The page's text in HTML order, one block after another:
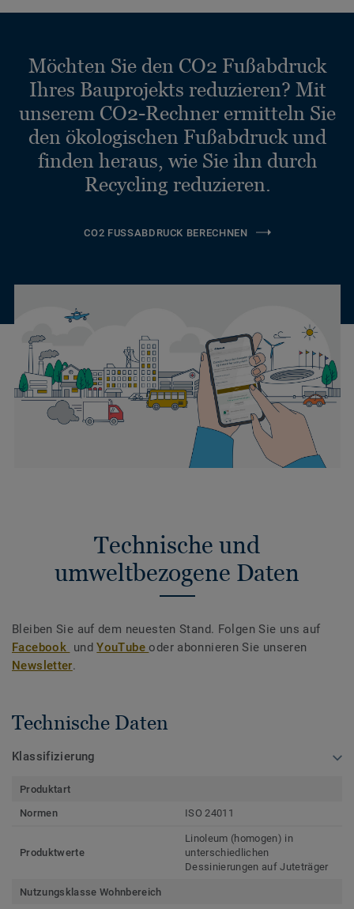
Möchten Sie den CO2 Fußabdruck
Ihres Bauprojekts reduzieren? Mit
unserem CO2-Rechner ermitteln Sie
den ökologischen Fußabdruck und
finden heraus, wie Sie ihn durch
Recycling reduzieren.
CO2 FUSSABDRUCK BERECHNEN
Technische und
umweltbezogene Daten
Bleiben Sie auf dem neuesten Stand. Folgen Sie uns auf
Facebook undYouTubeoder abonnieren Sie unseren
Newsletter.
Technische Daten
Klassifizierung
Produktart
Normen
ISO 24011
Produktwerte
Linoleum (homogen) in
unterschiedlichen
Dessinierungen auf Juteträger
Nutzungsklasse Wohnbereich